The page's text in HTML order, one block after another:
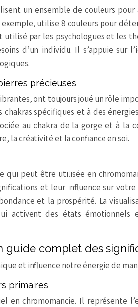
un ensemble de couleurs pour
exemple, utilise 8 couleurs pour
utilisé par les psychologues et les
d’un individu. Il s’appuie sur
précieuses
ont toujours joué un rôle
chakras spécifiques et à des
au chakra de la gorge et à la
la créativité et la confiance en soi.
qui peut être utilisée en
et leur influence sur votre
et la prospérité. La
activent des états émotionnels
guide complet des
et influence notre énergie de
primaires
en chromomancie. Il représente